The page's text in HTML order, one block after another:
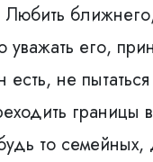
Любить
уважать его,
есть, не
границы
то семейных,